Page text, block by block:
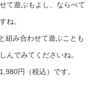
て遊ぶもよし、ならべて
ね。
組み合わせて遊ぶことも
んでみてくださいね。
円（税込）です。